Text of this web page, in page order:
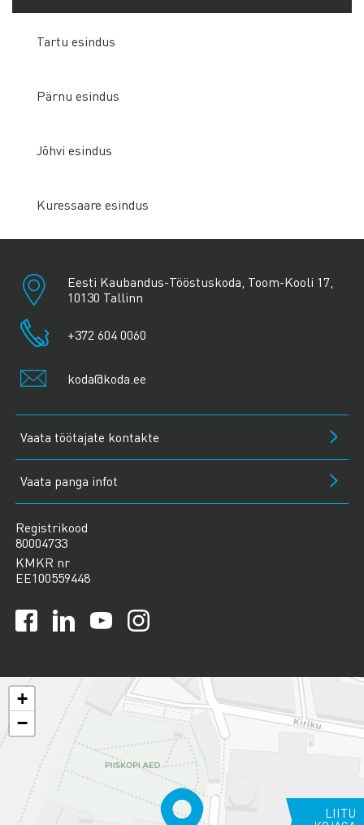
Tartu esindus
Pärnu esindus
Jõhvi esindus
Kuressaare esindus
Eesti Kaubandus-Tööstuskoda, Toom-Kooli 17,
10130 Tallinn
+372 604 0060
koda@koda.ee
Vaata töötajate kontakte
Vaata panga infot
Registrikood
80004733
KMKR nr
EE100559448
+
−
LIITU